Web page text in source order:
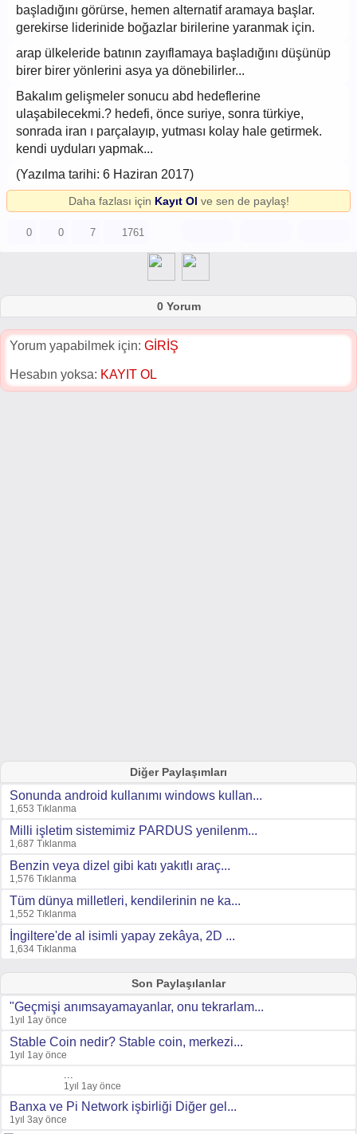
başladığını görürse, hemen alternatif aramaya başlar.
gerekirse liderinide boğazlar birilerine yaranmak için.
arap ülkeleride batının zayıflamaya başladığını düşünüp
birer birer yönlerini asya ya dönebilirler...
Bakalım gelişmeler sonucu abd hedeflerine
ulaşabilecekmi.? hedefi, önce suriye, sonra türkiye,
sonrada iran ı parçalayıp, yutması kolay hale getirmek.
kendi uyduları yapmak...
(Yazılma tarihi: 6 Haziran 2017)
Daha fazlası için Kayıt Ol ve sen de paylaş!
0 0 7 1761
0 Yorum
Yorum yapabilmek için: GİRİŞ
Hesabın yoksa: KAYIT OL
Diğer Paylaşımları
Sonunda android kullanımı windows kullan...
1,653 Tıklanma
Milli işletim sistemimiz PARDUS yenilenm...
1,687 Tıklanma
Benzin veya dizel gibi katı yakıtlı araç...
1,576 Tıklanma
Tüm dünya milletleri, kendilerinin ne ka...
1,552 Tıklanma
İngiltere'de al isimli yapay zekâya, 2D ...
1,634 Tıklanma
Son Paylaşılanlar
"Geçmişi anımsayamayanlar, onu tekrarlam...
1yıl 1ay önce
Stable Coin nedir? Stable coin, merkezi...
1yıl 1ay önce
...
1yıl 1ay önce
Banxa ve Pi Network işbirliği Diğer gel...
1yıl 3ay önce